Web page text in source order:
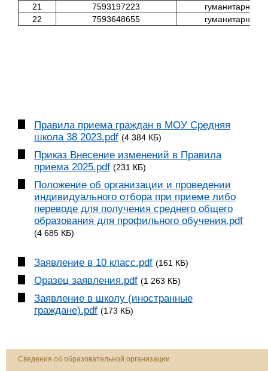
21
7593197223
гуманитарный
22
7593648655 гуманитарный
Правила приема граждан в МОУ Средняя
школа 38 2023.pdf (4 384 КБ)
Приказ Внесение изменений в Правила
приема 2025.pdf (231 КБ)
Положение об организации и проведении
индивидуального отбора при приеме либо
переводе для получения среднего общего
образования для профильного обучения.pdf
(4 685 КБ)
Заявление в 10 класс.pdf (161 КБ)
Оразец заявления.pdf (1 263 КБ)
Заявление в школу (иностранные
граждане).pdf (173 КБ)
Сведения об образовательной организации